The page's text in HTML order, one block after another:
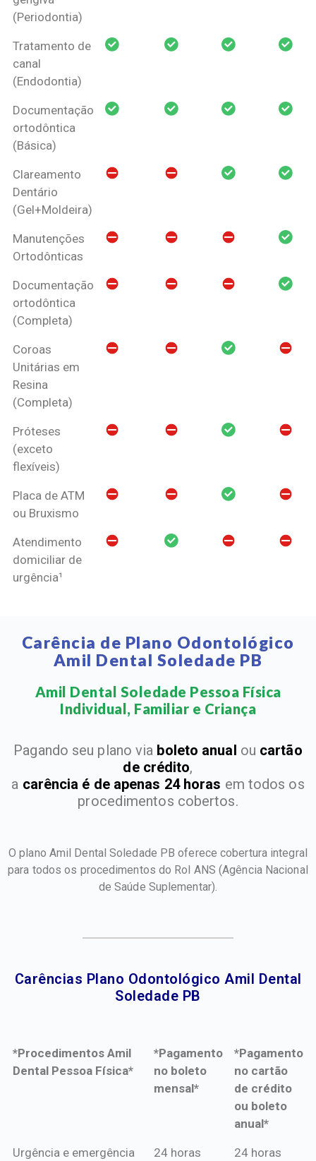
(Periodontia)
Tratamento de
canal
(Endodontia)
Documentação
ortodôntica
(Básica)
Clareamento
Dentário
(Gel+Moldeira)
Manutenções
Ortodônticas
Documentação
ortodôntica
(Completa)
Coroas
Unitárias em
Resina
(Completa)
Próteses
(exceto
flexíveis)
Placa de ATM
ou Bruxismo
Atendimento
domiciliar de
urgência¹
Carência de Plano Odontológico
Amil Dental Soledade PB
Amil Dental Soledade Pessoa Física
Individual, Familiar e Criança​
Pagando seu plano via boleto anual ou cartão
de crédito,
a carência é de apenas 24 horas em todos os
procedimentos cobertos.
O plano Amil Dental Soledade PB oferece cobertura integral
para todos os procedimentos do Rol ANS(Agência Nacional
de Saúde Suplementar).
Carências Plano Odontológico Amil Dental
Soledade PB​
*Procedimentos Amil
Dental Pessoa Física*
*Pagamento
no boleto
mensal*
*Pagamento
no cartão
de crédito
ou boleto
anual*
*Procedimentos Amil
*Pagamento
*Pagamento
Urgência e emergência 24 horas 24 horas